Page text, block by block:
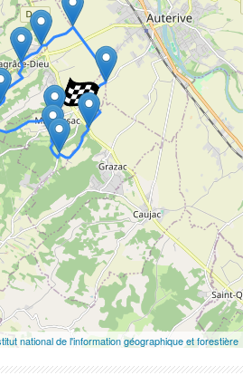
Photographies aériennes